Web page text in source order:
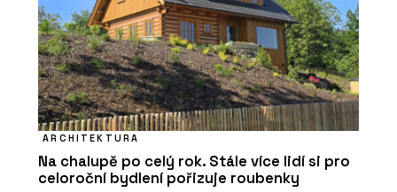
ARCHITEKTURA
Na chalupě po celý rok. Stále více lidí si pro
celoroční bydlení pořizuje roubenky